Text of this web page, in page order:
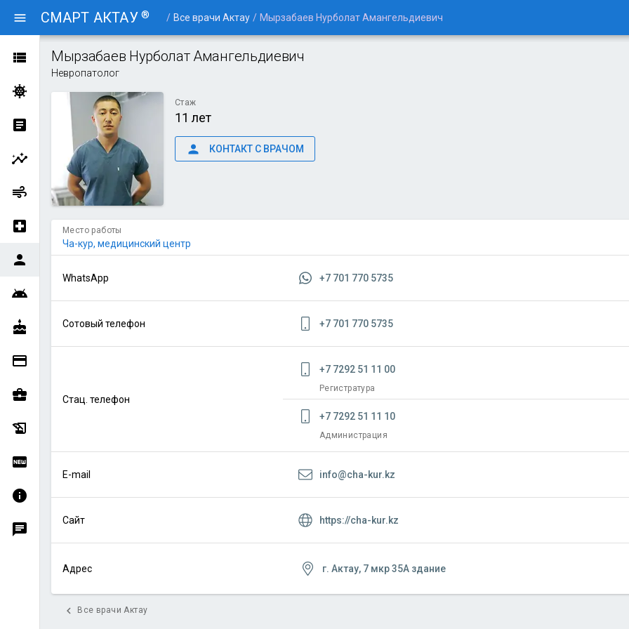
menu СМАРТ АКТАУ ® / Все врачи Актау / Мырзабаев Нурболат Амангельдиевич
view_list
coronavirus
article
insights
air
local_hospital
person
android
cake
credit_card
business_center
history_edu
fiber_new
info
chat
Мырзабаев Нурболат Амангельдиевич
Невропатолог
Стаж
11 лет
person КОНТАКТ С ВРАЧОМ
Место работы
Ча-кур, медицинский центр
WhatsApp +7 701 770 5735
Сотовый телефон +7 701 770 5735
Стац. телефон
+7 7292 51 11 00
Регистратура
+7 7292 51 11 10
Администрация
E-mail info@cha-kur.kz
Сайт https://cha-kur.kz
Адрес г. Актау, 7 мкр 35А здание
chevron_left Все врачи Актау